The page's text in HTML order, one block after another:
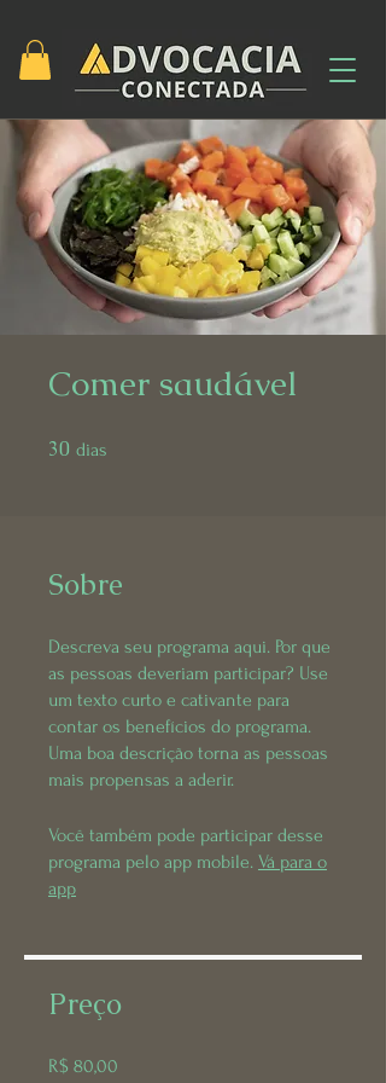
Comer saudável
30 dias
Sobre
Descreva seu programa aqui. Por que
as pessoas deveriam participar? Use
um texto curto e cativante para
contar os benefícios do programa.
Uma boa descrição torna as pessoas
mais propensas a aderir.
Você também pode participar desse
programa pelo app mobile. Vá para o
app
Preço
R$ 80,00